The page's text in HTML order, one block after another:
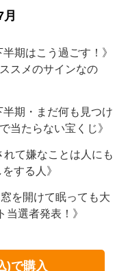
期はこう過ごす！》
スメのサインなの
期・まだ何も見つけ
当たらない宝くじ》
れて嫌なことは人にも
する人》
を開けて眠っても大
選者発表！》
)で購入